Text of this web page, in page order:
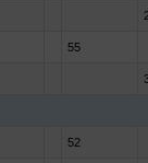
55
52